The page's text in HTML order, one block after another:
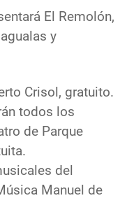
El Remolón,
y
Crisol, gratuito.
todos los
de Parque
del
Manuel de